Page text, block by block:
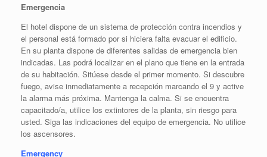
Emergencia
El hotel dispone de un sistema de protección contra incendios y
el personal está formado por si hiciera falta evacuar el edificio.
En su planta dispone de diferentes salidas de emergencia bien
indicadas. Las podrá localizar en el plano que tiene en la entrada
de su habitación. Sitúese desde el primer momento. Si descubre
fuego, avise inmediatamente a recepción marcando el 9 y active
la alarma más próxima. Mantenga la calma. Si se encuentra
capacitado/a, utilice los extintores de la planta, sin riesgo para
usted. Siga las indicaciones del equipo de emergencia. No utilice
los ascensores.
Emergency